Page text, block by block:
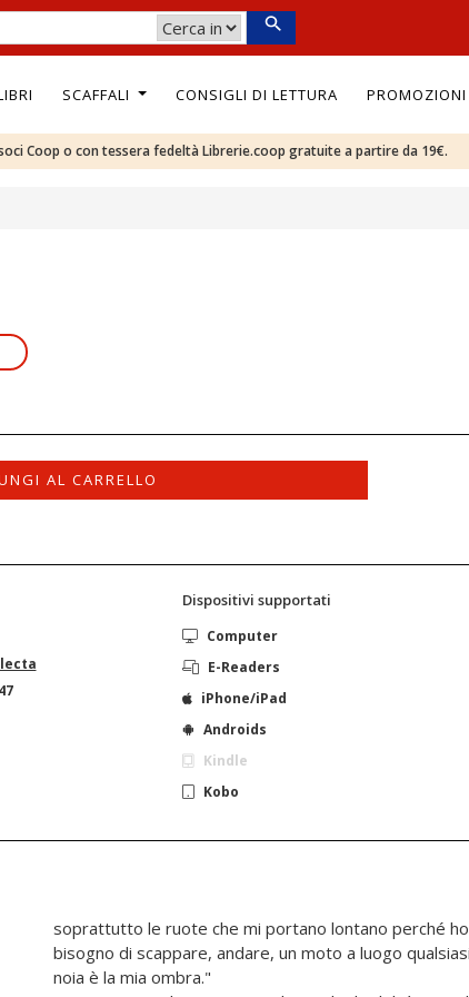
SCAFFALI CONSIGLI DI LETTURA PROMOZIONI
Coop o con tessera fedeltà Librerie.coop gratuite a partire da 19€.
AL CARRELLO
Dispositivi supportati
Computer
E-Readers
iPhone/iPad
Androids
Kindle
Kobo
soprattutto le ruote che mi portano lontano perché
bisogno di scappare, andare, un moto a luogo
noia è la mia ombra."